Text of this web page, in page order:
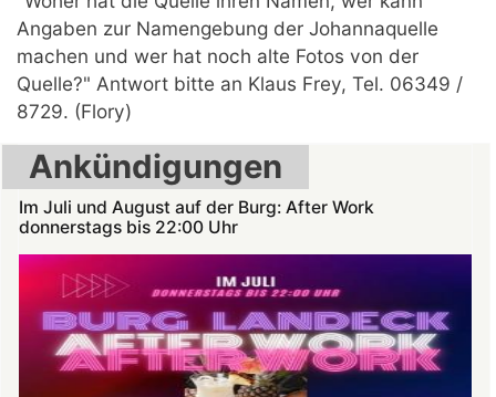
Angaben zur Namengebung der Johannaquelle
machen und wer hat noch alte Fotos von der
Quelle?" Antwort bitte an Klaus Frey, Tel. 06349 /
8729. (Flory)
Ankündigungen
Im Juli und August auf der Burg: After Work
donnerstags bis 22:00 Uhr